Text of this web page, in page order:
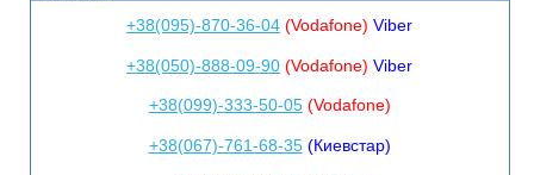
+38(095)-870-36-04 (Vodafone)Viber
+38(050)-888-09-90 (Vodafone)Viber
+38(099)-333-50-05(Vodafone)
+38(067)-761-68-35(Киевстар)